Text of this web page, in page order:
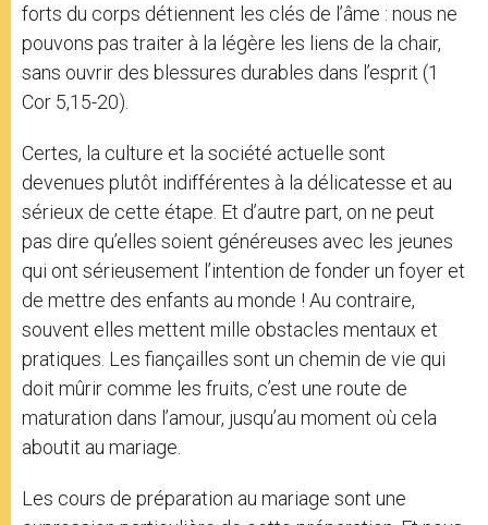
forts du corps détiennent les clés de l’âme : nous ne
pouvons pas traiter à la légère les liens de la chair,
sans ouvrir des blessures durables dans l’esprit (1
Cor 5,15-20).
Certes, la culture et la société actuelle sont
devenues plutôt indifférentes à la délicatesse et au
sérieux de cette étape. Et d’autre part, on ne peut
pas dire qu’elles soient généreuses avec les jeunes
qui ont sérieusement l’intention de fonder un foyer et
de mettre des enfants au monde ! Au contraire,
souvent elles mettent mille obstacles mentaux et
pratiques. Les fiançailles sont un chemin de vie qui
doit mûrir comme les fruits, c’est une route de
maturation dans l’amour, jusqu’au moment où cela
aboutit au mariage.
Les cours de préparation au mariage sont une